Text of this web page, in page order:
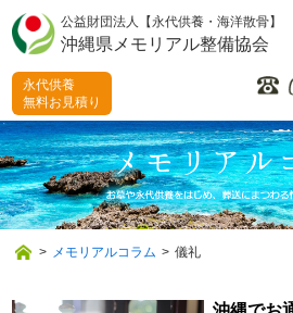
公益財団法人【永代供養・海洋散骨】
沖縄県メモリアル整備協会
永代供養
無料お見積り
> メモリアルコラム > 儀礼